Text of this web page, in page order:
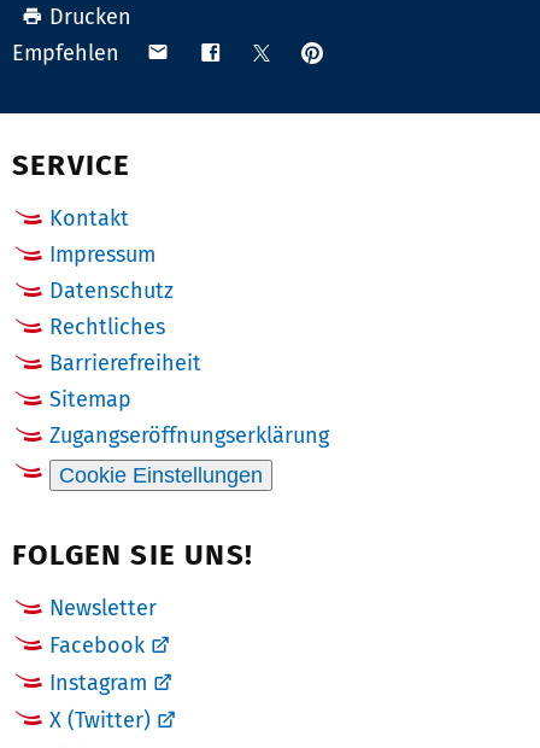
Drucken
Empfehlen
Teilen Teilen TeilenAnpinnen
SERVICE
Kontakt
Impressum
Datenschutz
Rechtliches
Barrierefreiheit
Sitemap
Zugangseröffnungserklärung
Cookie Einstellungen
FOLGEN SIE UNS!
Newsletter
Facebook
Instagram
X (Twitter)